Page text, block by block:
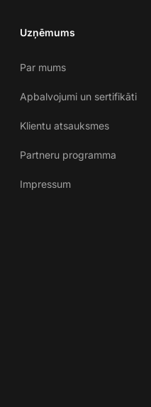
Uzņēmums
Par mums
Apbalvojumi un sertifikāti
Klientu atsauksmes
Partneru programma
Impressum